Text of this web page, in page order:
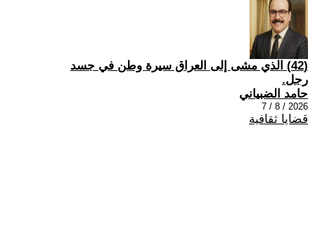
(42) الذي مشى إلى العراق سيرة وطن في جسد
رجل.
حامد الضبياني
2026 / 8 / 7
قضايا ثقافية